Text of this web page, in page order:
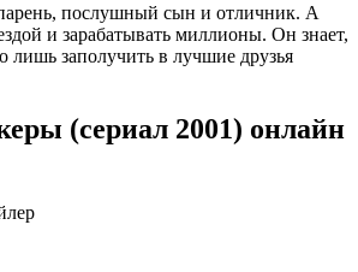
послушный сын и отличник. А
и зарабатывать миллионы. Он знает,
лишь заполучить в лучшие друзья
(сериал 2001) онлайн